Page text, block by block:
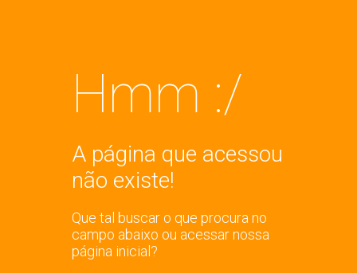
Hmm :/
A página que acessou
não existe!
Que tal buscar o que procura no
campo abaixo ou acessar nossa
página inicial?